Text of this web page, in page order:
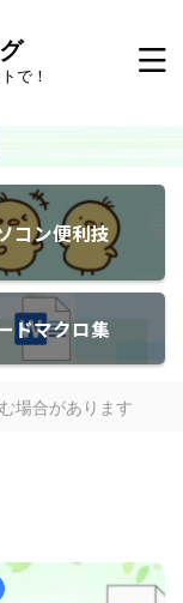
で！
コン便利技
ドマクロ集
場合があります